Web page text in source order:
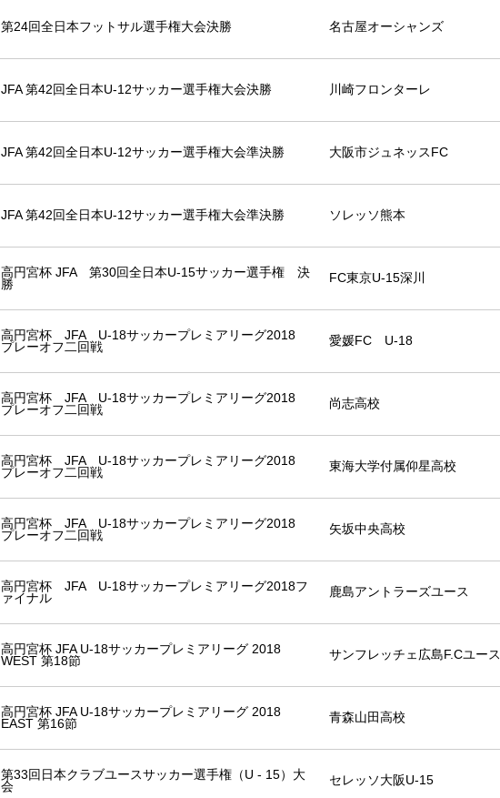
第24回全日本フットサル選手権大会決勝 名古屋オーシャンズ
JFA 第42回全日本U-12サッカー選手権大会決勝 川崎フロンターレ
JFA 第42回全日本U-12サッカー選手権大会準決勝 大阪市ジュネッスFC
JFA 第42回全日本U-12サッカー選手権大会準決勝 ソレッソ熊本
高円宮杯 JFA 第30回全日本U-15サッカー選手権 決
勝
FC東京U-15深川
高円宮杯 JFA U-18サッカープレミアリーグ2018
プレーオフ二回戦
愛媛FC U-18
高円宮杯 JFA U-18サッカープレミアリーグ2018
プレーオフ二回戦
尚志高校
高円宮杯 JFA U-18サッカープレミアリーグ2018
プレーオフ二回戦
東海大学付属仰星高校
高円宮杯 JFA U-18サッカープレミアリーグ2018
プレーオフ二回戦
矢坂中央高校
高円宮杯 JFA U-18サッカープレミアリーグ2018フ
ァイナル
鹿島アントラーズユース
高円宮杯 JFA U-18サッカープレミアリーグ 2018
WEST 第18節
サンフレッチェ広島F.Cユース
高円宮杯 JFA U-18サッカープレミアリーグ 2018
EAST 第16節
青森山田高校
第33回日本クラブユースサッカー選手権（U - 15）大
会
セレッソ大阪U-15